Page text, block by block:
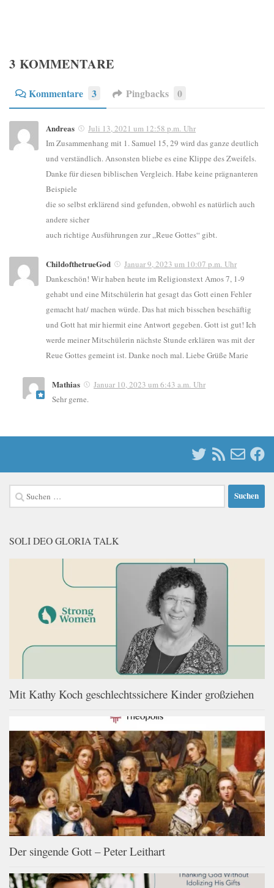
3 KOMMENTARE
Kommentare 3 Pingbacks 0
Andreas
Juli 13, 2021 um 12:58 p.m. Uhr
Im Zusammenhang mit 1. Samuel 15, 29 wird das ganze deutlich
und verständlich. Ansonsten bliebe es eine Klippe des Zweifels.
Danke für diesen biblischen Vergleich. Habe keine prägnanteren
Beispiele
die so selbst erklärend sind gefunden, obwohl es natürlich auch
andere sicher
auch richtige Ausführungen zur „Reue Gottes“ gibt.
ChildofthetrueGod
Januar 9, 2023 um 10:07 p.m. Uhr
Dankeschön! Wir haben heute im Religionstext Amos 7, 1-9
gehabt und eine Mitschülerin hat gesagt das Gott einen Fehler
gemacht hat/ machen würde. Das hat mich bisschen beschäftig
und Gott hat mir hiermit eine Antwort gegeben. Gott ist gut! Ich
werde meiner Mitschülerin nächste Stunde erklären was mit der
Reue Gottes gemeint ist. Danke noch mal. Liebe Grüße Marie
Mathias
Januar 10, 2023 um 6:43 a.m. Uhr
Sehr gerne.
Suchen
nach:
SOLI DEO GLORIA TALK
Mit Kathy Koch geschlechtssichere Kinder großziehen
Der singende Gott – Peter Leithart